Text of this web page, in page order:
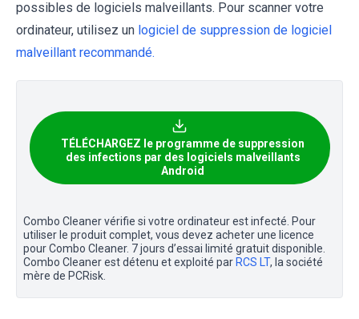
possibles de logiciels malveillants. Pour scanner votre
ordinateur, utilisez un logiciel de suppression de logiciel
malveillant recommandé.
TÉLÉCHARGEZ le programme de suppression
des infections par des logiciels malveillants
Android
Combo Cleaner vérifie si votre ordinateur est infecté. Pour
utiliser le produit complet, vous devez acheter une licence
pour Combo Cleaner. 7 jours d’essai limité gratuit disponible.
Combo Cleaner est détenu et exploité par RCS LT, la société
mère de PCRisk.